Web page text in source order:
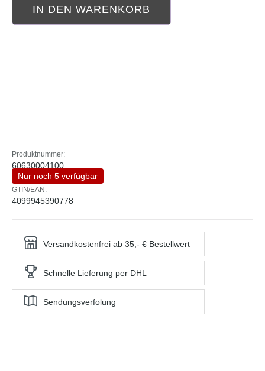
IN DEN WARENKORB
Produktnummer:
60630004100
Nur noch 5 verfügbar
GTIN/EAN:
4099945390778
Versandkostenfrei ab 35,- € Bestellwert
Schnelle Lieferung per DHL
Sendungsverfolung